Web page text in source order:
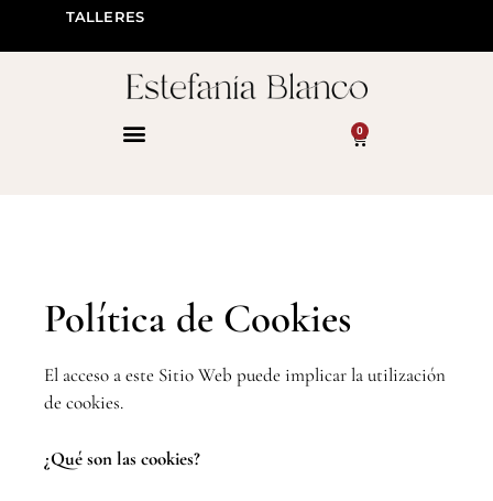
TALLERES
0
Política de Cookies
El acceso a este Sitio Web puede implicar la utilización
de cookies.
¿Qué son las cookies?